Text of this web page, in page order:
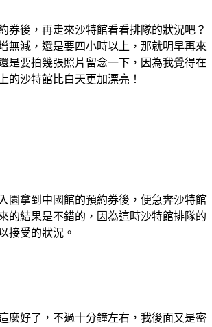
券後，再走來沙特館看看排隊的狀況吧？
無減，還是要四小時以上，那就明早再來
是要拍幾張照片留念一下，因為我覺得在
的沙特館比白天更加漂亮！
園拿到中國館的預約券後，便急奔沙特館
的結果是不錯的，因為這時沙特館排隊的
接受的狀況。
麼好了，不過十分鐘左右，我後面又是密